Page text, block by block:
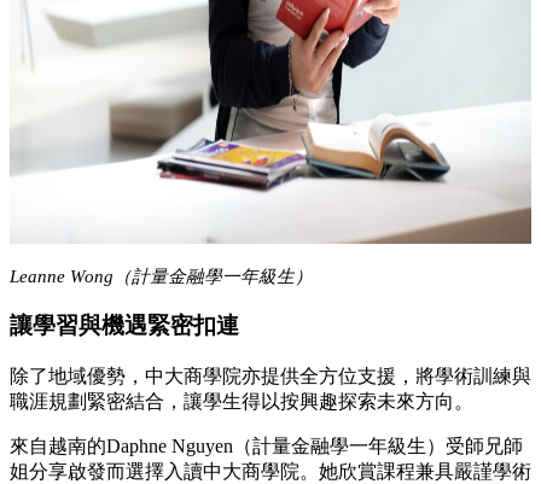
Leanne Wong（計量金融學一年級生）
讓學習與機遇緊密扣連
除了地域優勢，中大商學院亦提供全方位支援，將學術訓練與
職涯規劃緊密結合，讓學生得以按興趣探索未來方向。
來自越南的Daphne Nguyen（計量金融學一年級生）受師兄師
姐分享啟發而選擇入讀中大商學院。她欣賞課程兼具嚴謹學術